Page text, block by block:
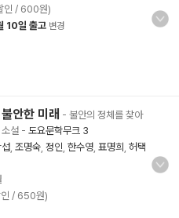
인 / 600원)
10일 출고 변경
안한 미래 - 불안의 정체를 찾아
설 - 도요문학무크 3
섭 조명숙 정인 한수영 표명희 허택
/ 650원)